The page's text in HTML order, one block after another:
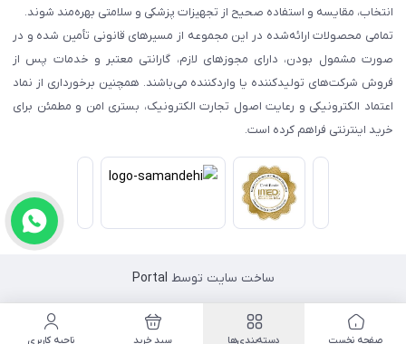
انتخاب، مقایسه و استفاده صحیح از تجهیزات پزشکی و سلامتی بهره‌مند شوند.
تمامی محصولات ارائه‌شده در این مجموعه از مسیرهای قانونی تأمین شده و در
صورت مشمول بودن، دارای مجوزهای لازم، گارانتی معتبر و خدمات پس از
فروش شرکت‌های تولیدکننده یا واردکننده می‌باشند. همچنین برخورداری از نماد
اعتماد الکترونیکی و رعایت اصول تجارت الکترونیک، بستری امن و مطمئن برای
خرید اینترنتی فراهم کرده است.
ساخت سایت توسط Portal
صفحه نخست دسته‌بندی‌ها سبد خرید ناحیه کاربری